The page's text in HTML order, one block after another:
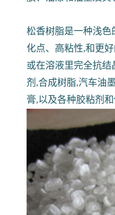
松香树脂是一种浅色
化点、高粘性,和更
或在溶液里完全抗
剂,合成树脂,汽车油
膏,以及各种胶粘剂和